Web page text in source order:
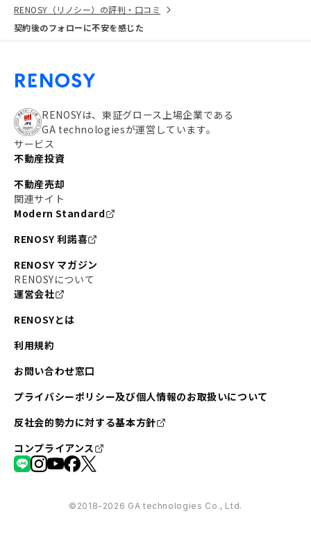
RENOSY（リノシー）の評判・口コミ
契約後のフォローに不安を感じた
RENOSYは、東証グロース上場企業である
GA technologiesが運営しています。
サービス
不動産投資
不動産売却
関連サイト
Modern Standard
RENOSY 利諾喜
RENOSY マガジン
RENOSYについて
運営会社
RENOSYとは
利用規約
お問い合わせ窓口
プライバシーポリシー及び個人情報のお取扱いについて
反社会的勢力に対する基本方針
コンプライアンス
©︎2018-2026 GA technologies Co., Ltd.